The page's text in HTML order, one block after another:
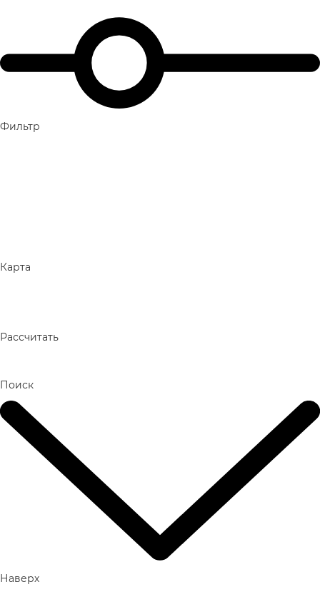
Фильтр
Карта
Рассчитать
Поиск
Наверх